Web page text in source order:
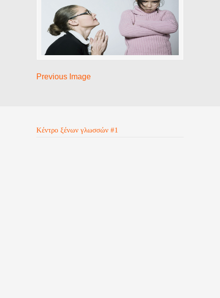
Previous Image
Κέντρο ξένων γλωσσών #1